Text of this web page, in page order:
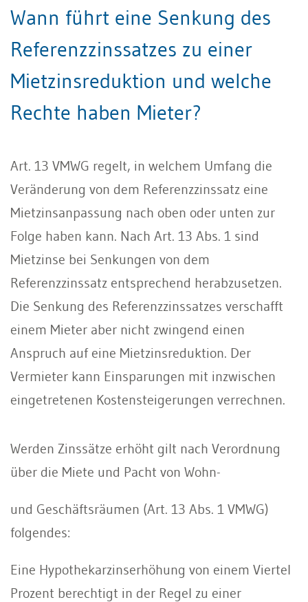
Wann führt eine Senkung des
Referenzzinssatzes zu einer
Mietzinsreduktion und welche
Rechte haben Mieter?
Art. 13 VMWG regelt, in welchem Umfang die
Veränderung von dem Referenzzinssatz eine
Mietzinsanpassung nach oben oder unten zur
Folge haben kann. Nach Art. 13 Abs. 1 sind
Mietzinse bei Senkungen von dem
Referenzzinssatz entsprechend herabzusetzen.
Die Senkung des Referenzzinssatzes verschafft
einem Mieter aber nicht zwingend einen
Anspruch auf eine Mietzinsreduktion. Der
Vermieter kann Einsparungen mit inzwischen
eingetretenen Kostensteigerungen verrechnen.
Werden Zinssätze erhöht gilt nach Verordnung
über die Miete und Pacht von Wohn-
und Geschäftsräumen (Art. 13 Abs. 1 VMWG)
folgendes:
Eine Hypothekarzinserhöhung von einem Viertel
Prozent berechtigt in der Regel zu einer